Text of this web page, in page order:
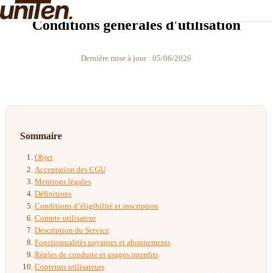
Conditions générales d'utilisation
Dernière mise à jour : 05/06/2026
Sommaire
Objet
Acceptation des CGU
Mentions légales
Définitions
Conditions d’éligibilité et inscription
Compte utilisateur
Description du Service
Fonctionnalités payantes et abonnements
Règles de conduite et usages interdits
Contenus utilisateurs